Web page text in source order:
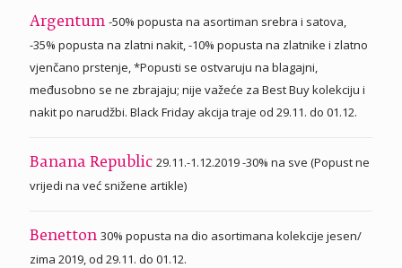
Argentum -50% popusta na asortiman srebra i satova,
-35% popusta na zlatni nakit, -10% popusta na zlatnike i zlatno
vjenčano prstenje, *Popusti se ostvaruju na blagajni,
međusobno se ne zbrajaju; nije važeće za Best Buy kolekciju i
nakit po narudžbi. Black Friday akcija traje od 29.11. do 01.12.
Banana Republic 29.11.-1.12.2019 -30% na sve (Popust ne
vrijedi na već snižene artikle)
Benetton 30% popusta na dio asortimana kolekcije jesen/
zima 2019, od 29.11. do 01.12.